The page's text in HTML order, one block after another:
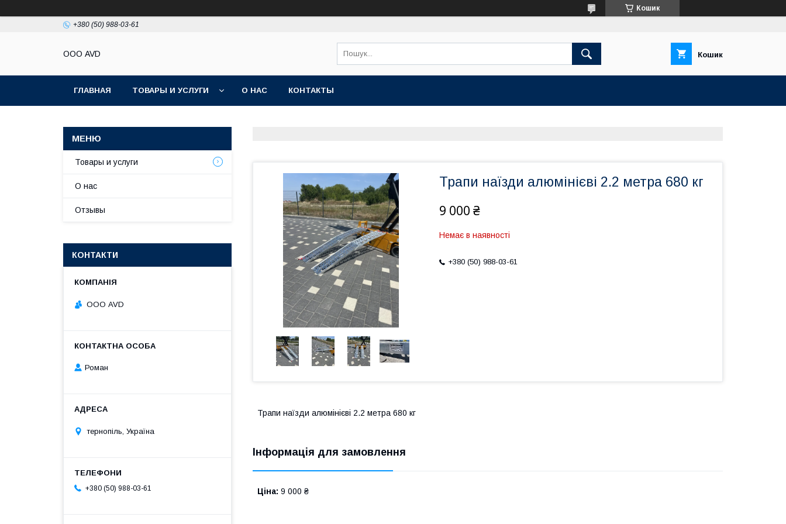
Кошик
+380 (50) 988-03-61
ООО AVD Кошик
ГЛАВНАЯ ТОВАРЫ И УСЛУГИ О НАС КОНТАКТЫ
Трапи наїзди алюмінієві 2.2 метра 680 кг
9 000 ₴
Немає в наявності
+380 (50) 988-03-61
Трапи наїзди алюмінієві 2.2 метра 680 кг
Інформація для замовлення
Ціна: 9 000 ₴
Товары и услуги
О нас
Отзывы
КОНТАКТИ
ООО AVD
Роман
тернопіль, Україна
+380 (50) 988-03-61